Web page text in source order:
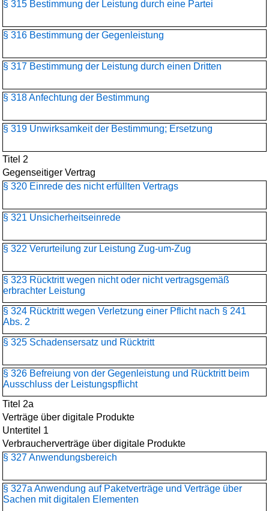
§ 315 Bestimmung der Leistung durch eine Partei
§ 316 Bestimmung der Gegenleistung
§ 317 Bestimmung der Leistung durch einen Dritten
§ 318 Anfechtung der Bestimmung
§ 319 Unwirksamkeit der Bestimmung; Ersetzung
Titel 2
Gegenseitiger Vertrag
§ 320 Einrede des nicht erfüllten Vertrags
§ 321 Unsicherheitseinrede
§ 322 Verurteilung zur Leistung Zug-um-Zug
§ 323 Rücktritt wegen nicht oder nicht vertragsgemäß
erbrachter Leistung
§ 324 Rücktritt wegen Verletzung einer Pflicht nach § 241
Abs. 2
§ 325 Schadensersatz und Rücktritt
§ 326 Befreiung von der Gegenleistung und Rücktritt beim
Ausschluss der Leistungspflicht
Titel 2a
Verträge über digitale Produkte
Untertitel 1
Verbraucherverträge über digitale Produkte
§ 327 Anwendungsbereich
§ 327a Anwendung auf Paketverträge und Verträge über
Sachen mit digitalen Elementen